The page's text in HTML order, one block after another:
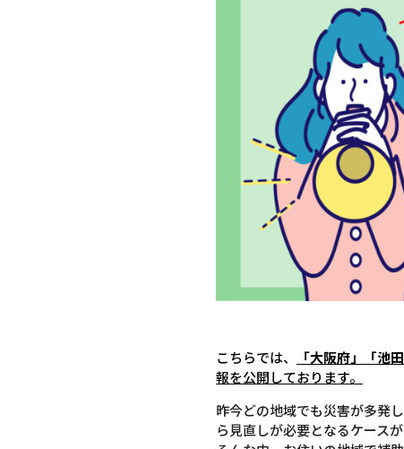
こちらでは、 「大阪府」「池田
報を公開しております。
昨今どの地域でも災害が多発
ら見直しが必要となるケース